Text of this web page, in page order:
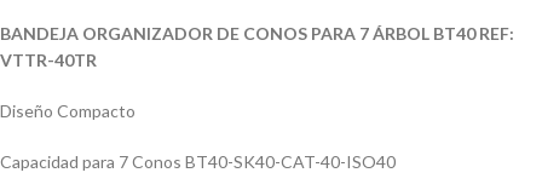
BANDEJA ORGANIZADOR DE CONOS PARA 7 ÁRBOL BT40 REF:
VTTR-40TR
Diseño Compacto
Capacidad para 7 Conos BT40-SK40-CAT-40-ISO40